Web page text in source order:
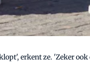
erkent ze. 'Zeker